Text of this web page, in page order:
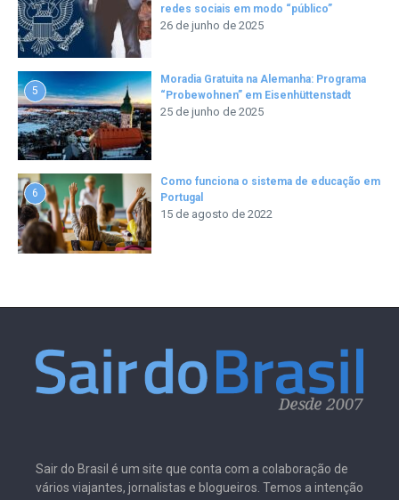
redes sociais em modo “público”
26 de junho de 2025
5
Moradia Gratuita na Alemanha: Programa
“Probewohnen” em Eisenhüttenstadt
25 de junho de 2025
6
Como funciona o sistema de educação em
Portugal
15 de agosto de 2022
Sair do Brasil é um site que conta com a colaboração de
vários viajantes, jornalistas e blogueiros. Temos a intenção